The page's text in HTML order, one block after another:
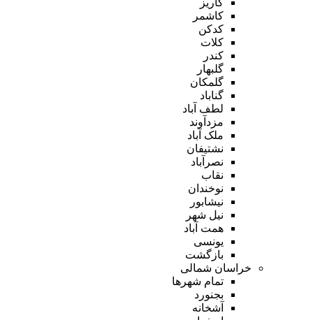
کاشمر
کدکن
کلات
کندر
گلبهار
گلمکان
گناباد
لطف آباد
مزدآوند
ملک آباد
نشتیفان
نصرآباد
نقاب
نوخندان
نیشابور
نیل شهر
همت آباد
یونسی
بازگشت
خراسان شمالی
تمام شهر‌ها
بجنورد
آشخانه